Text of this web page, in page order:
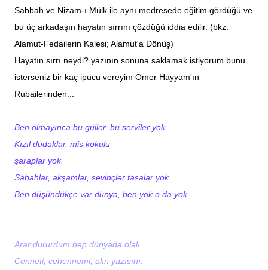
Sabbah ve Nizam-ı Mülk ile aynı medresede eğitim gördüğü ve
bu üç arkadaşın hayatın sırrını çözdüğü iddia edilir. (bkz.
Alamut-Fedailerin Kalesi; Alamut'a Dönüş)
Hayatın sırrı neydi? yazının sonuna saklamak istiyorum bunu.
isterseniz bir kaç ipucu vereyim Ömer Hayyam'ın
Rubailerinden...
Ben olmayınca bu güller, bu serviler yok.
Kızıl dudaklar, mis kokulu
şaraplar yok.
Sabahlar, akşamlar, sevinçler tasalar yok.
Ben düşündükçe var dünya, ben yok o da yok.
Arar dururdum hep dünyada olalı,
Cenneti, cehennemi, alın yazısını.